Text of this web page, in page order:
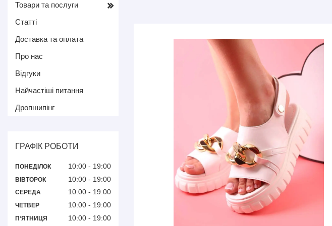
Товари та послуги
Статті
Доставка та оплата
Про нас
Відгуки
Найчастіші питання
Дропшипінг
ГРАФІК РОБОТИ
ПОНЕДІЛОК 10:00 19:00
ВІВТОРОК 10:00 19:00
СЕРЕДА 10:00 19:00
ЧЕТВЕР 10:00 19:00
ПʼЯТНИЦЯ 10:00 19:00